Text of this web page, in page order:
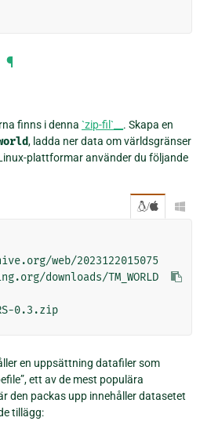
¶
finns i denna `zip-fil`__ . Skapa en
, ladda ner data om världsgränser
plattformar använder du följande
/ 
web/2023122015075
downloads/TM_WORLD
en uppsättning datafiler som
ett av de mest populära
den packas upp innehåller datasetet
tillägg: